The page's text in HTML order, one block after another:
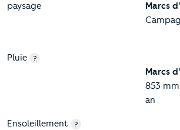
paysage
Marcs
Pluie ?
Marcs
853
an
Ensoleillement ?